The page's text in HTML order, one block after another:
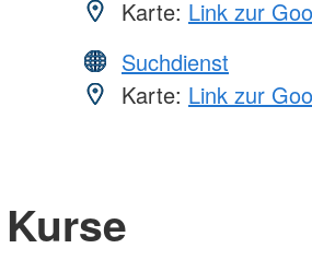
Karte: Link zur
Suchdienst
Karte: Link zur
Kurse